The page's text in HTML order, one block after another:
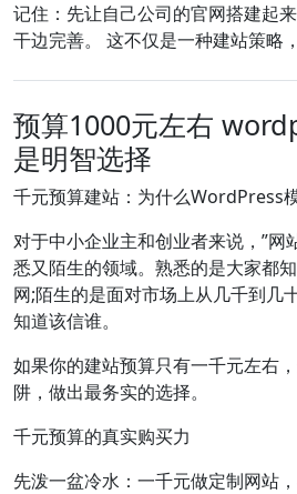
记住：先让自己公司的官网搭建起
干边完善。 这不仅是一种建站策略
预算1000元左右
是明智选择
千元预算建站：为什么WordPress
对于中小企业主和创业者来说，”网
悉又陌生的领域。熟悉的是大家都
网;陌生的是面对市场上从几千到几
知道该信谁。
如果你的建站预算只有一千元左右
阱，做出最务实的选择。
千元预算的真实购买力
先泼一盆冷水：一千元做定制网站